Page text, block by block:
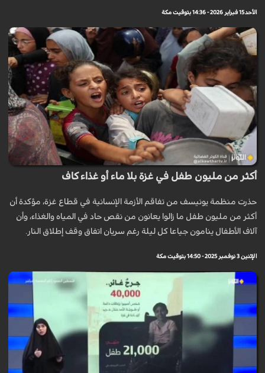
الأحد 15 فبراير 2026 - 14:36 بتوقيت مكة
أكثر من مليون طفل في غزة بلا ماء أو غذاء كاف
حذرت منظمة يونيسف من تفاقم الأزمة الإنسانية في قطاع غزة، مؤكدة أن
أكثر من مليون طفل ما زالوا يعانون من نقص حاد في المياه والغذاء، وأن
آلاف الأطفال ينامون جياعا كل ليلة رغم سريان اتفاق وقف إطلاق النار.
الإثنين 3 نوفمبر 2025 - 14:50 بتوقيت مكة